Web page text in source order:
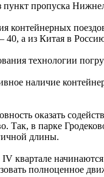
пропуска
контейнерных
40, а из Китая в
технологии
наличие
оказать
Так, в парке
длины.
квартале
полноценное